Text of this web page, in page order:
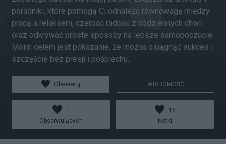
poradniki, które pomogą Ci odnaleźć równowagę między
pracą a relaksem, czerpać radość z codziennych chwil
oraz odkrywać proste sposoby na lepsze samopoczucie.
Moim celem jest pokazanie, że można osiągnąć sukces i
szczęście bez presji i pośpiechu.
Obserwuj WIADOMOŚĆ
1
Obserwujących
16
Notki